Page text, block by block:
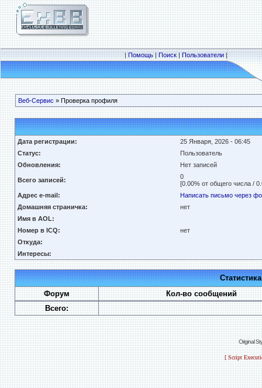
|Помощь|Поиск|Пользователи|
Веб-Сервис » Проверка профиля
Дата регистрации:
25 Января, 2026 - 06:45
Статус:
Пользователь
Обновления:
Нет записей
Всего записей:
0
[0.00% от общего числа /
Адрес e-mail:
Написать письмо через
Домашняя страничка:
нет
Имя в AOL:
Номер в ICQ:
нет
Откуда:
Интересы:
Форум
Кол-во сообщений
Всего:
Original
[ Script